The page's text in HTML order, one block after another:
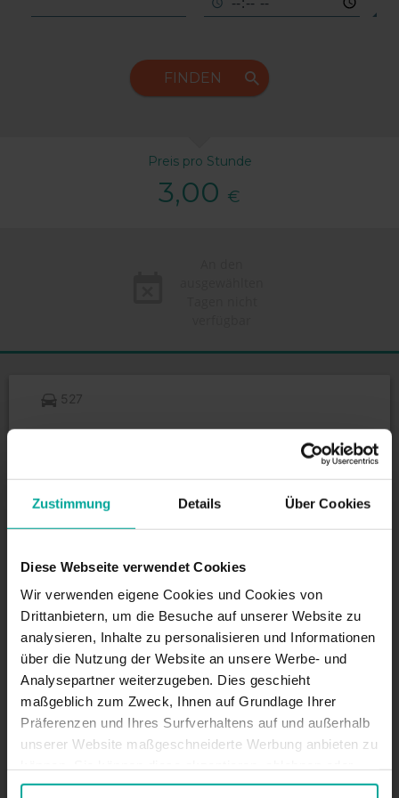
Zustimmung Details Über Cookies
Diese Webseite verwendet Cookies
Wir verwenden eigene Cookies und Cookies von
Drittanbietern, um die Besuche auf unserer Website zu
analysieren, Inhalte zu personalisieren und Informationen
über die Nutzung der Website an unsere Werbe- und
Analysepartner weiterzugeben. Dies geschieht
maßgeblich zum Zweck, Ihnen auf Grundlage Ihrer
Präferenzen und Ihres Surfverhaltens auf und außerhalb
unserer Website maßgeschneiderte Werbung anbieten zu
Ihre Präferenzen auswählen, indem Sie auf die
FINDEN
Preis pro Stunde
3,00 €
527
WIE KOMME ICH ZU
ÖFFNUNGSZEITEN
24/7
DIENSTLEISTUNGEN
Maximale Einfahrtshöhe:2 m